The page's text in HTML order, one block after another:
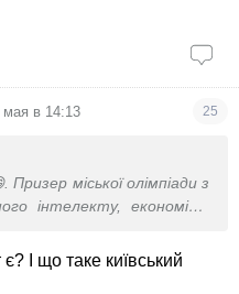
мая в 14:13 25
Призер міської олімпіади з
інтелекту, економіки,
інформатики
І що таке київський